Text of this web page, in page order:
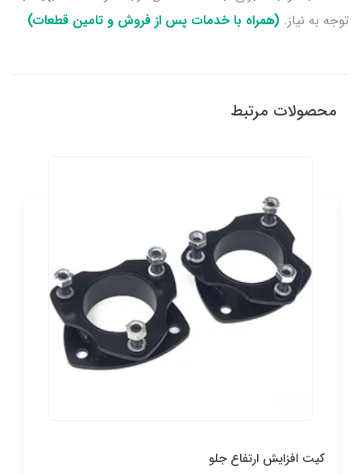
توجه به نیاز. (همراه با خدمات پس از فروش و تامین قطعات)
محصولات مرتبط
کیت افزایش ارتفاع جلو